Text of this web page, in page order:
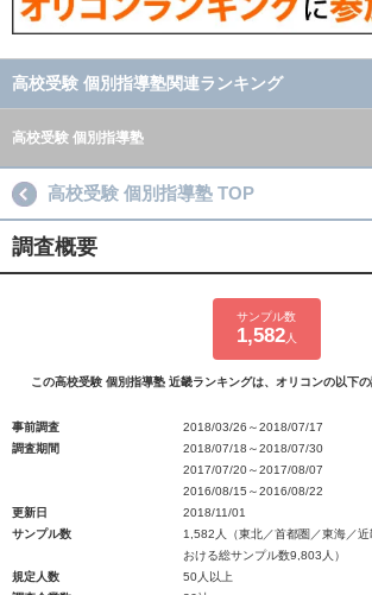
高校受験 個別指導塾関連ランキング
高校受験 個別指導塾
高校受験 個別指導塾 TOP
調査概要
サンプル数
1,582人
この高校受験 個別指導塾 近畿ランキングは、オリコンの以下の
事前調査
2018/03/26～2018/07/17
調査期間
2018/07/18～2018/07/30
2017/07/20～2017/08/07
2016/08/15～2016/08/22
更新日
2018/11/01
サンプル数
1,582人（東北／首都圏／東海／
おける総サンプル数9,803人）
規定人数
50人以上